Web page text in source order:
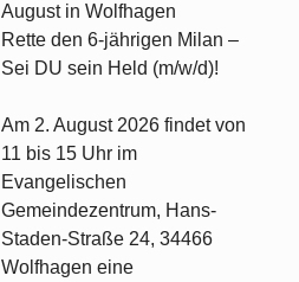
August in Wolfhagen
Rette den 6-jährigen Milan –
Sei DU sein Held (m/w/d)!
Am 2. August 2026 findet von
11 bis 15 Uhr im
Evangelischen
Gemeindezentrum, Hans-
Staden-Straße 24, 34466
Wolfhagen eine